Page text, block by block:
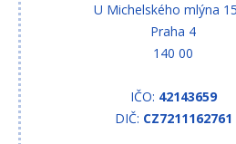
U Michelského mlýna
Praha 4
140 00
IČO: 42143659
DIČ: CZ7211162761